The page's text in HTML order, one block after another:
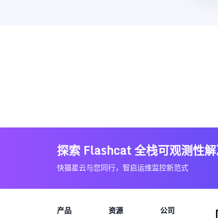
探索 Flashcat 全栈可观测性
快猫星云与您同行，智启运维监控新范式
产品 资源 公司